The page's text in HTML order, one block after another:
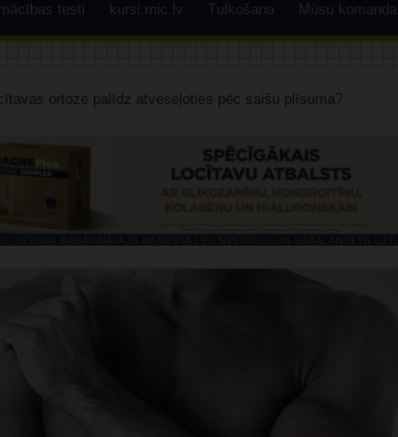
testi kursi.mic.lv Tulkošana Mūsu komanda
ortoze palīdz atveseļoties pēc saišu plīsuma?